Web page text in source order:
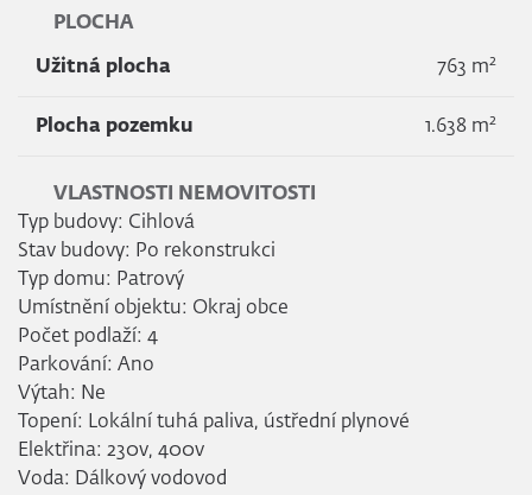
PLOCHA
Užitná plocha 763 m2
Plocha pozemku 1.638 m2
VLASTNOSTI NEMOVITOSTI
Typ budovy: Cihlová
Stav budovy: Po rekonstrukci
Typ domu: Patrový
Umístnění objektu: Okraj obce
Počet podlaží: 4
Parkování: Ano
Výtah: Ne
Topení: Lokální tuhá paliva, ústřední plynové
Elektřina: 230v, 400v
Voda: Dálkový vodovod